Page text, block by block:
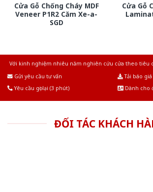
Cửa Gỗ Chống Cháy MDF
Veneer P1R2 Căm Xe-a-
SGD
Cửa Gỗ
Với kinh nghiệm nhiêu năm nghiên cứu cửa theo tiêu
Gửi yêu cầu tư vấn
Tải báo
Yêu cầu gọi lại (3 phút)
Dành cho
ĐỐI TÁC KHÁCH